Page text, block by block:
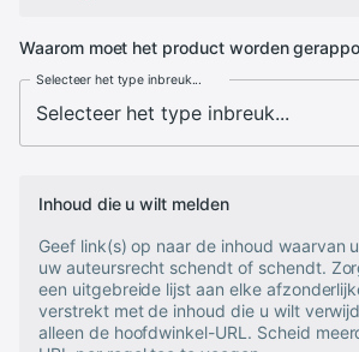
Waarom moet het product worden
Selecteer het type inbreuk...
Inhoud die u wilt melden
Geef link(s) op naar de inhoud waarvan
uw auteursrecht schendt of schendt.
een uitgebreide lijst aan elke
verstrekt met de inhoud die u wilt
alleen de hoofdwinkel-URL. Scheid